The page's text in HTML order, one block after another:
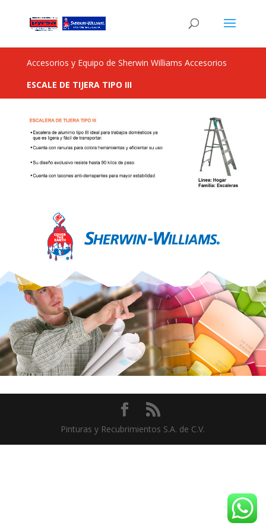
Accesorios y Equipo de Sherwin Williams Accesorios
ESCALE DE TIJERA TIPO III
Pinturas y Recubrimientos S.A. de C.V.